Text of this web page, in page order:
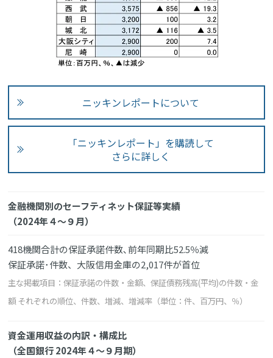
ニッキンレポートについて
「ニッキンレポート」を購読して
さらに詳しく
金融機関別のセーフティネット保証等実績
（2024年４～９月）
418機関合計の保証承諾件数､前年同期比52.5％減
保証承諾･件数、大阪信用金庫の2,017件が首位
主な掲載項目：保証承諾の件数・金額、保証債務残高(平均)の件数・金
額 それぞれの順位、件数、増減、増減率（単位：件、百万円、％）
資金運用収益の内訳・構成比
（全国銀行 2024年４～９月期）